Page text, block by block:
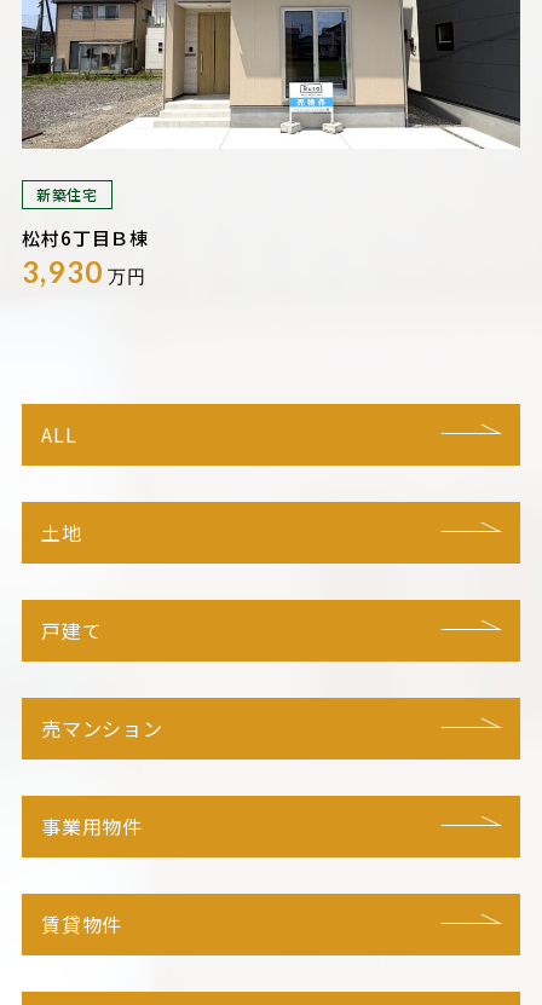
新築住宅
松村6丁目Ｂ棟
3,930 万円
ALL
土地
戸建て
売マンション
事業用物件
賃貸物件